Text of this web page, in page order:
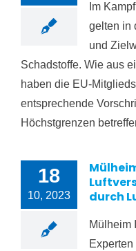
Im
gelten in
und
Schadstoffe. Wie aus
haben die EU-
entsprechende
Höchstgrenzen
18
10, 2023
durch
Mülheim